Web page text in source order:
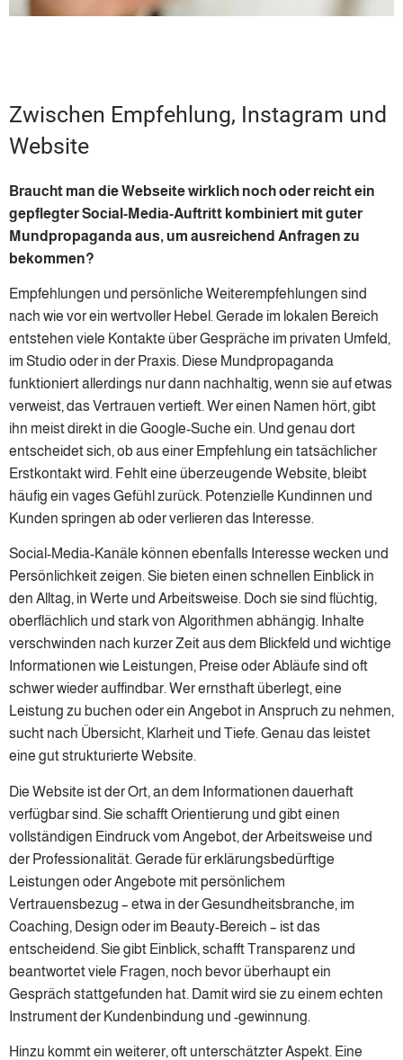
Zwischen Empfehlung, Instagram und
Website
Braucht man die Webseite wirklich noch oder reicht ein
gepflegter Social-Media-Auftritt kombiniert mit guter
Mundpropaganda aus, um ausreichend Anfragen zu
bekommen?
Empfehlungen und persönliche Weiterempfehlungen sind
nach wie vor ein wertvoller Hebel. Gerade im lokalen Bereich
entstehen viele Kontakte über Gespräche im privaten Umfeld,
im Studio oder in der Praxis. Diese Mundpropaganda
funktioniert allerdings nur dann nachhaltig, wenn sie auf etwas
verweist, das Vertrauen vertieft. Wer einen Namen hört, gibt
ihn meist direkt in die Google-Suche ein. Und genau dort
entscheidet sich, ob aus einer Empfehlung ein tatsächlicher
Erstkontakt wird. Fehlt eine überzeugende Website, bleibt
häufig ein vages Gefühl zurück. Potenzielle Kundinnen und
Kunden springen ab oder verlieren das Interesse.
Social-Media-Kanäle können ebenfalls Interesse wecken und
Persönlichkeit zeigen. Sie bieten einen schnellen Einblick in
den Alltag, in Werte und Arbeitsweise. Doch sie sind flüchtig,
oberflächlich und stark von Algorithmen abhängig. Inhalte
verschwinden nach kurzer Zeit aus dem Blickfeld und wichtige
Informationen wie Leistungen, Preise oder Abläufe sind oft
schwer wieder auffindbar. Wer ernsthaft überlegt, eine
Leistung zu buchen oder ein Angebot in Anspruch zu nehmen,
sucht nach Übersicht, Klarheit und Tiefe. Genau das leistet
eine gut strukturierte Website.
Die Website ist der Ort, an dem Informationen dauerhaft
verfügbar sind. Sie schafft Orientierung und gibt einen
vollständigen Eindruck vom Angebot, der Arbeitsweise und
der Professionalität. Gerade für erklärungsbedürftige
Leistungen oder Angebote mit persönlichem
Vertrauensbezug – etwa in der Gesundheitsbranche, im
Coaching, Design oder im Beauty-Bereich – ist das
entscheidend. Sie gibt Einblick, schafft Transparenz und
beantwortet viele Fragen, noch bevor überhaupt ein
Gespräch stattgefunden hat. Damit wird sie zu einem echten
Instrument der Kundenbindung und -gewinnung.
Hinzu kommt ein weiterer, oft unterschätzter Aspekt. Eine